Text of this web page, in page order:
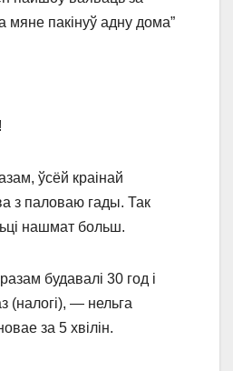
мяне пакінуў адну дома”
ўсёй краінай
з паловаю гады. Так
нашмат больш.
будавалі 30 год і
(налогі), ― нельга
за 5 хвілін.